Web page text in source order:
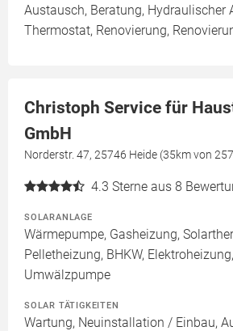
Austausch, Beratung, Hydraulischer
Thermostat, Renovierung,
Christoph Service für
GmbH
Norderstr. 47, 25746 Heide (35km von
4.3 Sterne aus 8
SOLARANLAGE
Wärmepumpe, Gasheizung,
Pelletheizung, BHKW,
Umwälzpumpe
SOLAR TÄTIGKEITEN
Wartung, Neuinstallation / Einbau,